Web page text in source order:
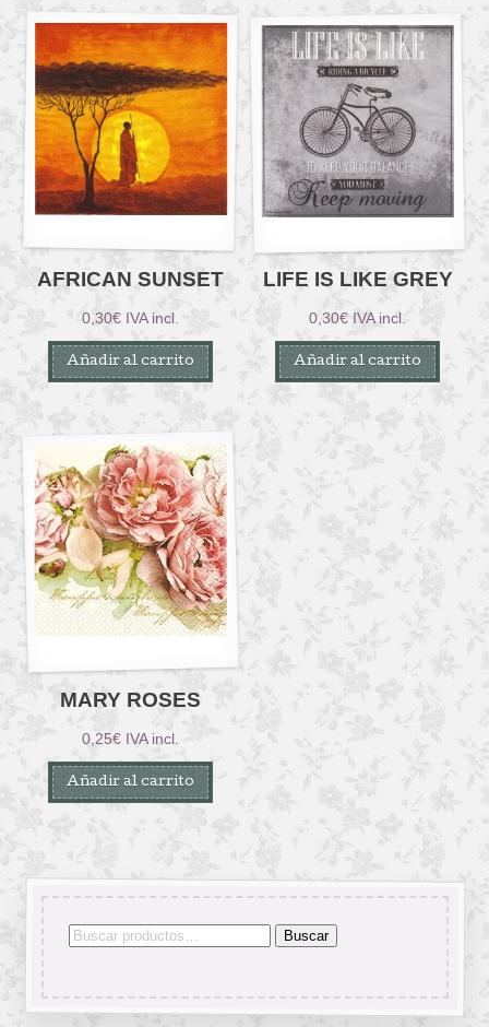
AFRICAN SUNSET
0,30€ IVA incl.
Añadir al carrito
LIFE IS LIKE GREY
0,30€ IVA incl.
Añadir al carrito
MARY ROSES
0,25€ IVA incl.
Añadir al carrito
Buscar
Buscar